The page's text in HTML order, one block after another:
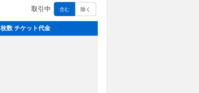
取引中 含む 除く
枚数 チケット代金